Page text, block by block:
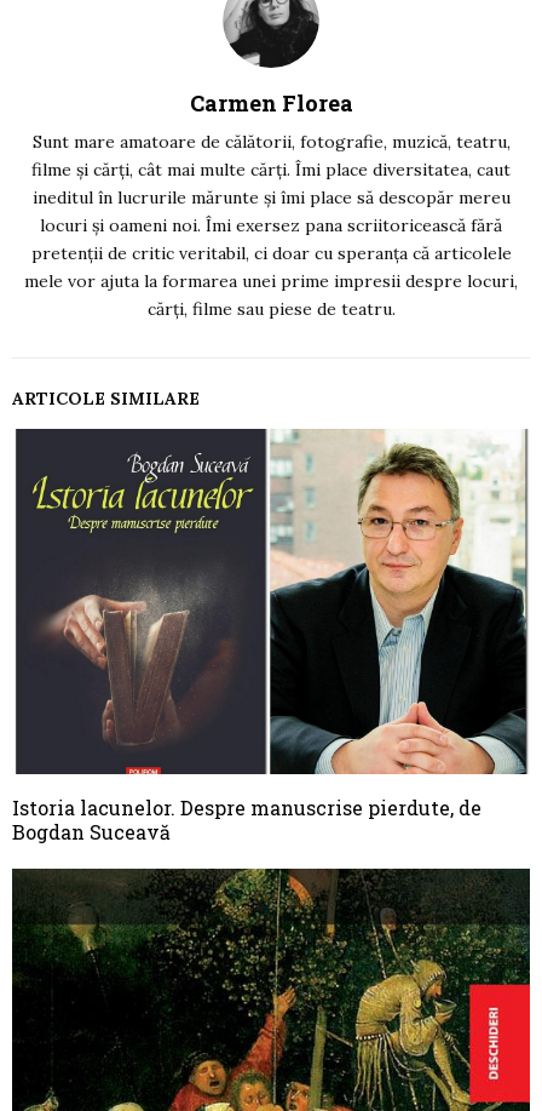
Carmen Florea
Sunt mare amatoare de călătorii, fotografie, muzică, teatru,
filme și cărți, cât mai multe cărți. Îmi place diversitatea, caut
ineditul în lucrurile mărunte și îmi place să descopăr mereu
locuri și oameni noi. Îmi exersez pana scriitoricească fără
pretenții de critic veritabil, ci doar cu speranța că articolele
mele vor ajuta la formarea unei prime impresii despre locuri,
cărți, filme sau piese de teatru.
ARTICOLE SIMILARE
Istoria lacunelor. Despre manuscrise pierdute, de
Bogdan Suceavă